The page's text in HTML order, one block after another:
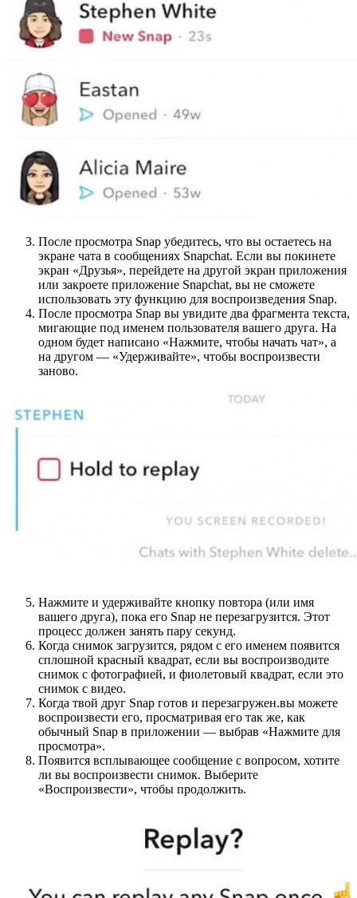
После просмотра Snap убедитесь, что вы остаетесь на
экране чата в сообщениях Snapchat. Если вы покинете
экран «Друзья», перейдете на другой экран приложения
или закроете приложение Snapchat, вы не сможете
использовать эту функцию для воспроизведения Snap.
После просмотра Snap вы увидите два фрагмента текста,
мигающие под именем пользователя вашего друга. На
одном будет написано «Нажмите, чтобы начать чат», а
на другом — «Удерживайте», чтобы воспроизвести
заново.
Нажмите и удерживайте кнопку повтора (или имя
вашего друга), пока его Snap не перезагрузится. Этот
процесс должен занять пару секунд.
Когда снимок загрузится, рядом с его именем появится
сплошной красный квадрат, если вы воспроизводите
снимок с фотографией, и фиолетовый квадрат, если это
снимок с видео.
Когда твой друг Snap готов и перезагружен.вы можете
воспроизвести его, просматривая его так же, как
обычный Snap в приложении — выбрав «Нажмите для
просмотра».
Появится всплывающее сообщение с вопросом, хотите
ли вы воспроизвести снимок. Выберите
«Воспроизвести», чтобы продолжить.